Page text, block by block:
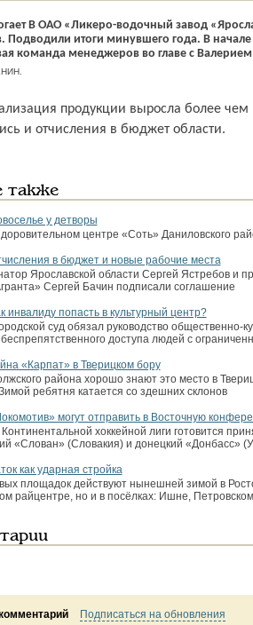
В ОАО «Ликеро-водочный завод
Подводили итоги минувшего года. В начале
команда менеджеров во главе с
и отчисления в бюджет области.
также
у детворы
центре «Соть» Даниловского
в бюджет и новые рабочие места
Ярославской области Сергей Ястребов и
Сергей Бачин подписали соглашение
инвалиду попасть в культурный центр?
суд обязал руководство общественно-
доступа людей с
«Карпат» в Тверицком бору
района хорошо знают это место в
ребятня катается со здешних склонов
могут отправить в Восточную
Континентальной хоккейной лиги готовится
«Слован» (Словакия) и донецкий «Донбасс»
как ударная стройка
площадок действуют нынешней зимой в
райцентре, но и в посёлках: Ишне,
Подписаться на обновления